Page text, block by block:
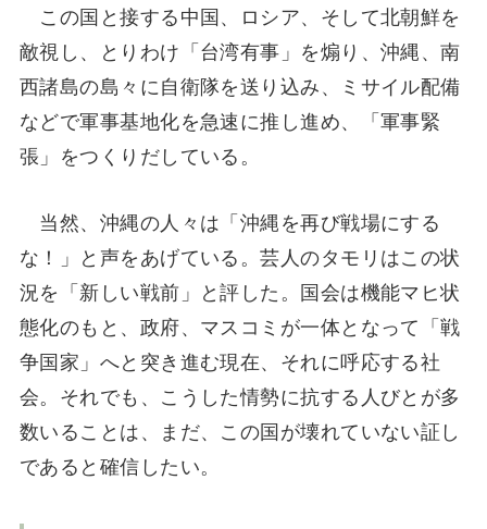
この国と接する中国、ロシア、そして北朝鮮を
敵視し、とりわけ「台湾有事」を煽り、沖縄、南
西諸島の島々に自衛隊を送り込み、ミサイル配備
などで軍事基地化を急速に推し進め、「軍事緊
張」をつくりだしている。
当然、沖縄の人々は「沖縄を再び戦場にする
な！」と声をあげている。芸人のタモリはこの状
況を「新しい戦前」と評した。国会は機能マヒ状
態化のもと、政府、マスコミが一体となって「戦
争国家」へと突き進む現在、それに呼応する社
会。それでも、こうした情勢に抗する人びとが多
数いることは、まだ、この国が壊れていない証し
であると確信したい。